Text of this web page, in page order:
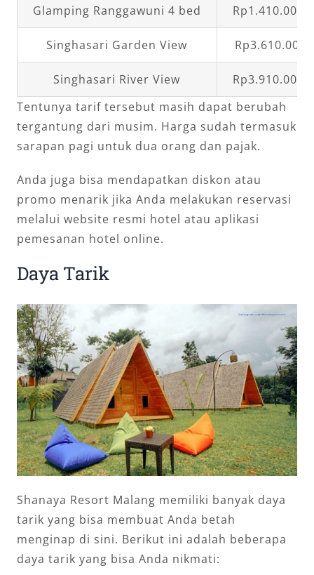
Glamping Ranggawuni 4 bed
Singhasari Garden View
Singhasari River View
Tentunya tarif tersebut masih dapat berubah
tergantung dari musim. Harga sudah termasuk
sarapan pagi untuk dua orang dan pajak.
Anda juga bisa mendapatkan diskon atau
promo menarik jika Anda melakukan reservasi
melalui website resmi hotel atau aplikasi
pemesanan hotel online.
Daya Tarik
Shanaya Resort Malang memiliki banyak daya
tarik yang bisa membuat Anda betah
menginap di sini. Berikut ini adalah beberapa
daya tarik yang bisa Anda nikmati: